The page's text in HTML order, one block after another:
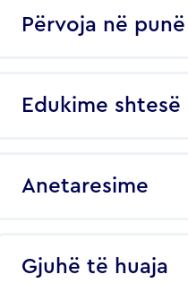
Përvoja në punë
Edukime shtesë
Anetaresime
Gjuhë të huaja